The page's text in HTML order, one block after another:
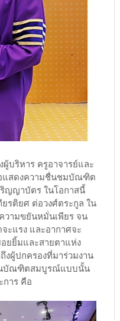
บริหาร ครูอาจารย์และ
แสดงความชื่นชมบัณฑิต
ญญาบัตร ในโอกาสนี้
รติยศ ต่อวงศ์ตระกูล ใน
ามขยันหมั่นเพียร จน
ะแรง และอากาศจะ
อยยิ้มและสายตาแห่ง
ผู้ปกครองที่มาร่วมงาน
นบัณฑิตสมบูรณ์แบบนั้น
การ คือ